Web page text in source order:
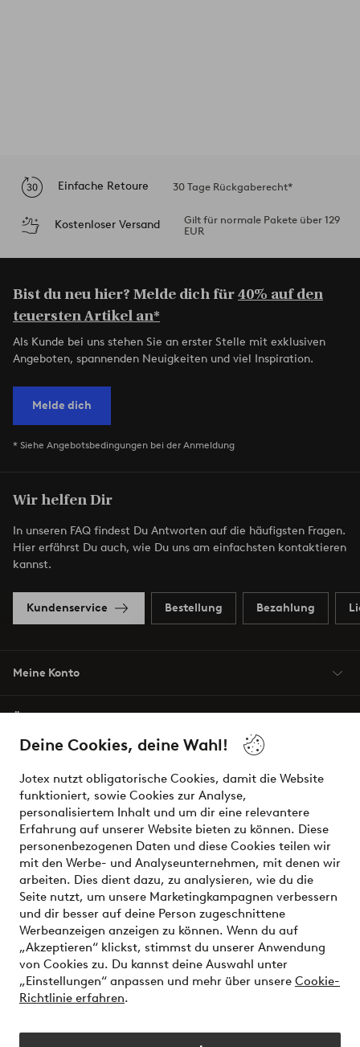
Deine Cookies, deine Wahl!
Jotex nutzt obligatorische Cookies, damit die Website
funktioniert, sowie Cookies zur Analyse,
personalisiertem Inhalt und um dir eine relevantere
Erfahrung auf unserer Website bieten zu können. Diese
personenbezogenen Daten und diese Cookies teilen wir
mit den Werbe- und Analyseunternehmen, mit denen wir
arbeiten. Dies dient dazu, zu analysieren, wie du die
Seite nutzt, um unsere Marketingkampagnen verbessern
und dir besser auf deine Person zugeschnittene
Werbeanzeigen anzeigen zu können. Wenn du auf
„Akzeptieren“ klickst, stimmst du unserer Anwendung
von Cookies zu. Du kannst deine Auswahl unter
„Einstellungen“ anpassen und mehr über unsere Cookie-
Richtlinie erfahren.
Einfache Retoure 30 Tage Rückgaberecht*
Kostenloser Versand
Gilt für normale Pakete über 129
EUR
Bist du neu hier? Melde dich für40% auf den
teuersten Artikel an*
Als Kunde bei uns stehen Sie an erster Stelle mit exklusiven
Angeboten, spannenden Neuigkeiten und viel Inspiration.
Melde dich
* Siehe Angebotsbedingungen bei der Anmeldung
Wir helfen Dir
In unseren FAQ findest Du Antworten auf die häufigsten Fragen.
Hier erfährst Du auch, wie Du uns am einfachsten kontaktieren
kannst.
Kundenservice Bestellung Bezahlung
Meine Konto
Bedingungen
Sichere Zahlungen - Jetzt bezahlen oder aufteilen
Möchtest du mehr über unsere
Zahlungsmöglichkeitenerfahren?